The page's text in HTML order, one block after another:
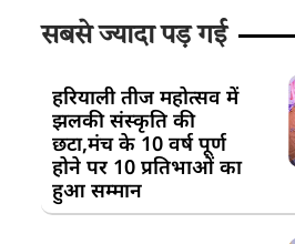
सबसे ज्यादा पड़ गई
हरियाली तीज महोत्सव में
झलकी संस्कृति की
छटा,मंच के 10 वर्ष पूर्ण
होने पर 10 प्रतिभाओं का
हुआ सम्मान